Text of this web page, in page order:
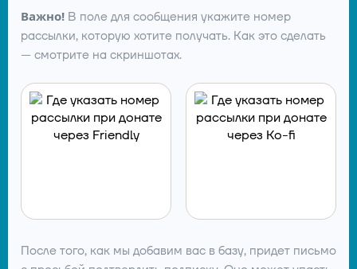
Важно! В поле для сообщения укажите номер
рассылки, которую хотите получать. Как это сделать
— смотрите на скриншотах.
После того, как мы добавим вас в базу, придет письмо